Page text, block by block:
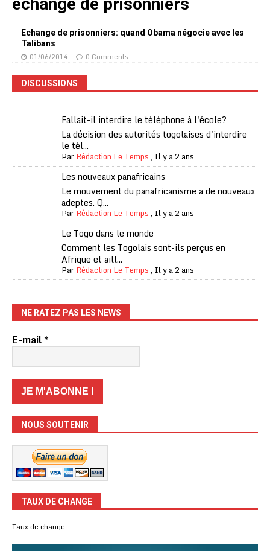
Echange de prisonniers: quand Obama négocie avec les
Talibans
01/06/2014 0 Comments
DISCUSSIONS
Fallait-il interdire le téléphone à l'école?
La décision des autorités togolaises d'interdire
le tél...
ParRédaction Le Temps, Il y a 2 ans
Les nouveaux panafricains
Le mouvement du panafricanisme a de nouveaux
adeptes. Q...
ParRédaction Le Temps, Il y a 2 ans
Le Togo dans le monde
Comment les Togolais sont-ils perçus en
Afrique et aill...
ParRédaction Le Temps, Il y a 2 ans
NE RATEZ PAS LES NEWS
E-mail*
NOUS SOUTENIR
TAUX DE CHANGE
Taux de change